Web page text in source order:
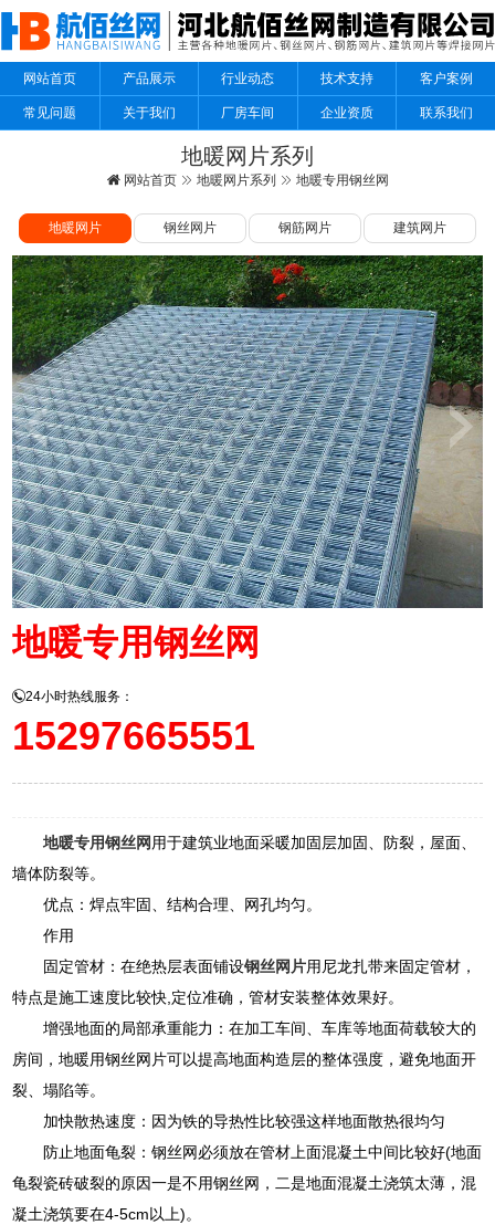
网站首页 产品展示 行业动态 技术支持 客户案例
常见问题 关于我们 厂房车间 企业资质 联系我们
地暖网片系列
网站首页 地暖网片系列 地暖专用钢丝网
地暖网片 钢丝网片 钢筋网片 建筑网片
地暖专用钢丝网
24小时热线服务：
15297665551
地暖专用钢丝网用于建筑业地面采暖加固层加固、防裂，屋面、
墙体防裂等。
优点：焊点牢固、结构合理、网孔均匀。
作用
固定管材：在绝热层表面铺设钢丝网片用尼龙扎带来固定管材，
特点是施工速度比较快,定位准确，管材安装整体效果好。
增强地面的局部承重能力：在加工车间、车库等地面荷载较大的
房间，地暖用钢丝网片可以提高地面构造层的整体强度，避免地面开
裂、塌陷等。
加快散热速度：因为铁的导热性比较强这样地面散热很均匀
防止地面龟裂：钢丝网必须放在管材上面混凝土中间比较好(地面
龟裂瓷砖破裂的原因一是不用钢丝网，二是地面混凝土浇筑太薄，混
凝土浇筑要在4-5cm以上)。